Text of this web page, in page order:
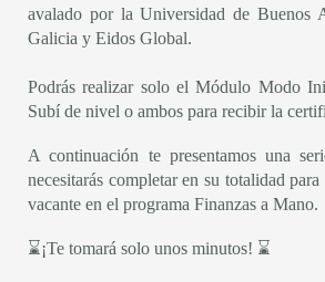
avalado por la Universidad de Buenos
Galicia y Eidos Global.
Podrás realizar solo el Módulo Modo
Subí de nivel o ambos para recibir la
A continuación te presentamos una
necesitarás completar en su totalidad
vacante en el programa Finanzas a Mano.
⌛¡Te tomará solo unos minutos! ⌛